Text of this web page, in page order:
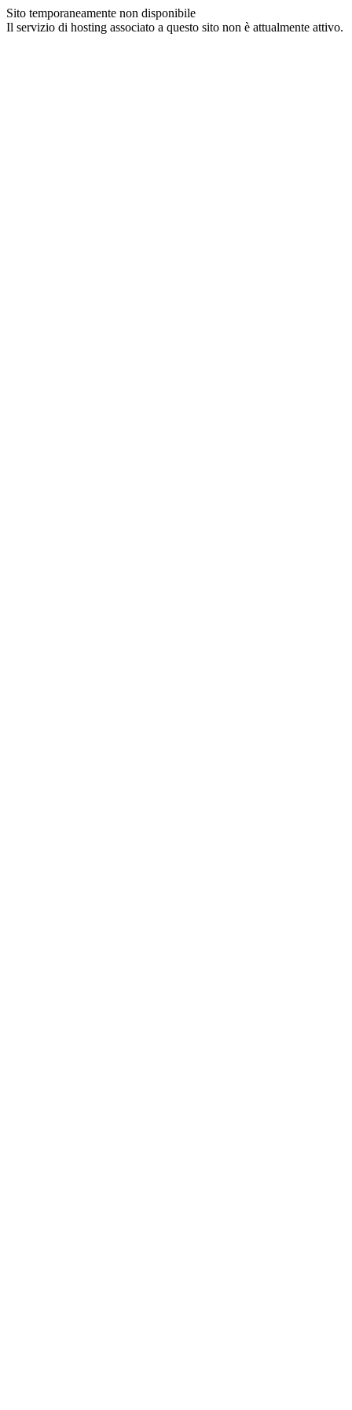
Sito temporaneamente non disponibile
Il servizio di hosting associato a questo sito non è attualmente attivo.